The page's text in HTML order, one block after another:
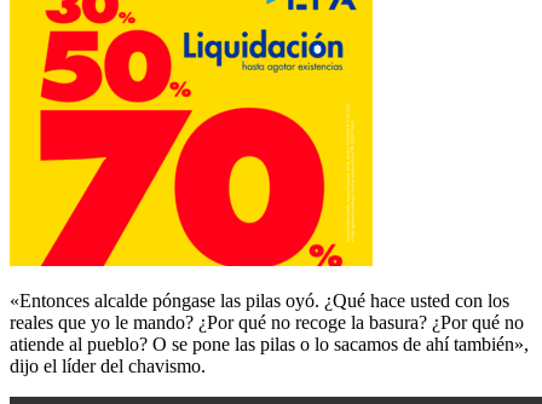
«Entonces alcalde póngase las pilas oyó. ¿Qué hace usted con los
reales que yo le mando? ¿Por qué no recoge la basura? ¿Por qué no
atiende al pueblo? O se pone las pilas o lo sacamos de ahí también»,
dijo el líder del chavismo.